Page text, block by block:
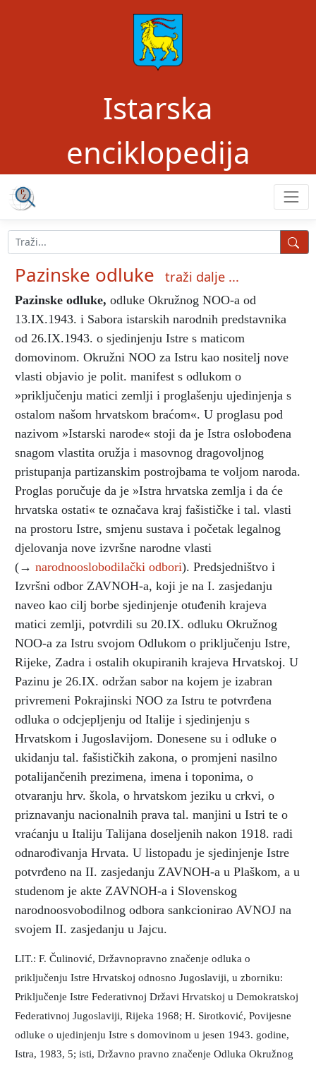
Istarska
enciklopedija
Pazinske odluke traži dalje ...
Pazinske odluke, odluke Okružnog NOO-a od
13.IX.1943. i Sabora istarskih narodnih predstavnika
od 26.IX.1943. o sjedinjenju Istre s maticom
domovinom. Okružni NOO za Istru kao nositelj nove
vlasti objavio je polit. manifest s odlukom o
»priključenju matici zemlji i proglašenju ujedinjenja s
ostalom našom hrvatskom braćom«. U proglasu pod
nazivom »Istarski narode« stoji da je Istra oslobođena
snagom vlastita oružja i masovnog dragovoljnog
pristupanja partizanskim postrojbama te voljom naroda.
Proglas poručuje da je »Istra hrvatska zemlja i da će
hrvatska ostati« te označava kraj fašističke i tal. vlasti
na prostoru Istre, smjenu sustava i početak legalnog
djelovanja nove izvršne narodne vlasti
(→ narodnooslobodilački odbori). Predsjedništvo i
Izvršni odbor ZAVNOH-a, koji je na I. zasjedanju
naveo kao cilj borbe sjedinjenje otuđenih krajeva
matici zemlji, potvrdili su 20.IX. odluku Okružnog
NOO-a za Istru svojom Odlukom o priključenju Istre,
Rijeke, Zadra i ostalih okupiranih krajeva Hrvatskoj. U
Pazinu je 26.IX. održan sabor na kojem je izabran
privremeni Pokrajinski NOO za Istru te potvrđena
odluka o odcjepljenju od Italije i sjedinjenju s
Hrvatskom i Jugoslavijom. Donesene su i odluke o
ukidanju tal. fašističkih zakona, o promjeni nasilno
potalijančenih prezimena, imena i toponima, o
otvaranju hrv. škola, o hrvatskom jeziku u crkvi, o
priznavanju nacionalnih prava tal. manjini u Istri te o
vraćanju u Italiju Talijana doseljenih nakon 1918. radi
odnarođivanja Hrvata. U listopadu je sjedinjenje Istre
potvrđeno na II. zasjedanju ZAVNOH-a u Plaškom, a u
studenom je akte ZAVNOH-a i Slovenskog
narodnoosvobodilnog odbora sankcionirao AVNOJ na
svojem II. zasjedanju u Jajcu.
LIT.: F. Čulinović, Državnopravno značenje odluka o
priključenju Istre Hrvatskoj odnosno Jugoslaviji, u zborniku:
Priključenje Istre Federativnoj Državi Hrvatskoj u Demokratskoj
Federativnoj Jugoslaviji, Rijeka 1968; H. Sirotković, Povijesne
odluke o ujedinjenju Istre s domovinom u jesen 1943. godine,
Istra, 1983, 5; isti, Državno pravno značenje Odluka Okružnog